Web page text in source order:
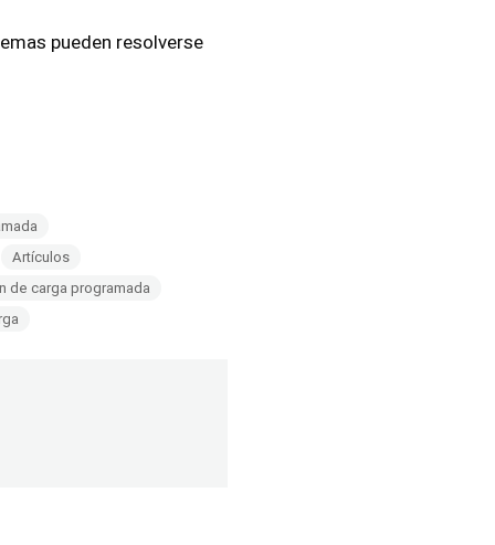
pueden resolverse
Artículos
de carga programada